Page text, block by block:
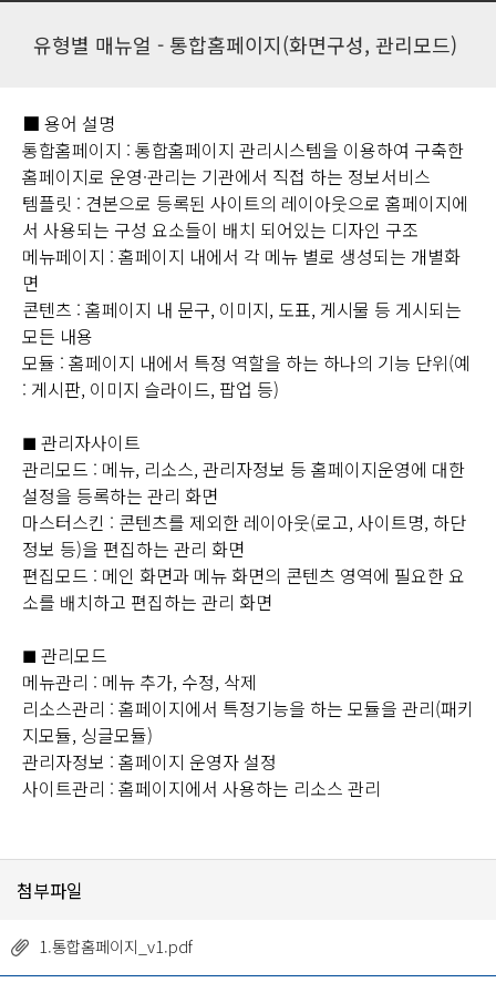
유형별 매뉴얼 - 통합홈페이지(화면구성, 관리모드)
■ 용어 설명
통합홈페이지 : 통합홈페이지 관리시스템을 이용하여 구축한
홈페이지로 운영·관리는 기관에서 직접 하는 정보서비스
템플릿 : 견본으로 등록된 사이트의 레이아웃으로 홈페이지에
서 사용되는 구성 요소들이 배치 되어있는 디자인 구조
메뉴페이지 : 홈페이지 내에서 각 메뉴 별로 생성되는 개별화
면
콘텐츠 : 홈페이지 내 문구, 이미지, 도표, 게시물 등 게시되는
모든 내용
모듈 : 홈페이지 내에서 특정 역할을 하는 하나의 기능 단위(예
: 게시판, 이미지 슬라이드, 팝업 등)
■ 관리자사이트
관리모드 : 메뉴, 리소스, 관리자정보 등 홈페이지운영에 대한
설정을 등록하는 관리 화면
마스터스킨 : 콘텐츠를 제외한 레이아웃(로고, 사이트명, 하단
정보 등)을 편집하는 관리 화면
편집모드 : 메인 화면과 메뉴 화면의 콘텐츠 영역에 필요한 요
소를 배치하고 편집하는 관리 화면
■ 관리모드
메뉴관리 : 메뉴 추가, 수정, 삭제
리소스관리 : 홈페이지에서 특정기능을 하는 모듈을 관리(패키
지모듈, 싱글모듈)
관리자정보 : 홈페이지 운영자 설정
사이트관리 : 홈페이지에서 사용하는 리소스 관리
첨부파일
1.통합홈페이지_v1.pdf